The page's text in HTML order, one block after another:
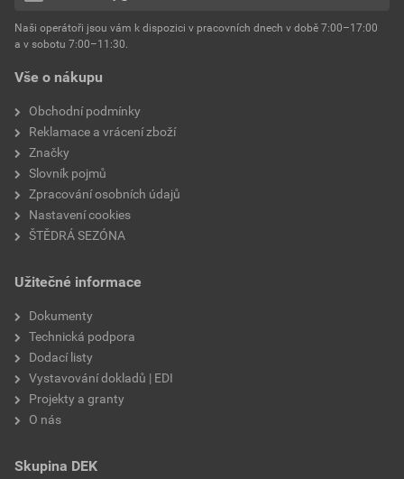
Environmentální prohlášení výrobku
Stáhnout
Velikost
hmotnost 25 kg
typ výrobku
faktor difuzního odporu
Vše o nákupu
Obchodní podmínky
Reklamace a vrácení zboží
Značky
Slovník pojmů
Zpracování osobních údajů
Nastavení cookies
ŠTĚDRÁ SEZÓNA
Užitečné informace
Dokumenty
Technická podpora
Dodací listy
Vystavování dokladů | EDI
Projekty a granty
O nás
Skupina DEK
Naši operátoři jsou vám k dispozici v pracovních dnech v době 7:00–17:00
a v sobotu 7:00–11:30.